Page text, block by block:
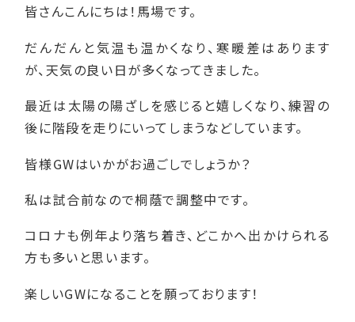
皆さんこんにちは！馬場です。
だんだんと気温も温かくなり、寒暖差はあります
が、天気の良い日が多くなってきました。
最近は太陽の陽ざしを感じると嬉しくなり、練習の
後に階段を走りにいってしまうなどしています。
皆様GWはいかがお過ごしでしょうか？
私は試合前なので桐蔭で調整中です。
コロナも例年より落ち着き、どこかへ出かけられる
方も多いと思います。
楽しいGWになることを願っております！